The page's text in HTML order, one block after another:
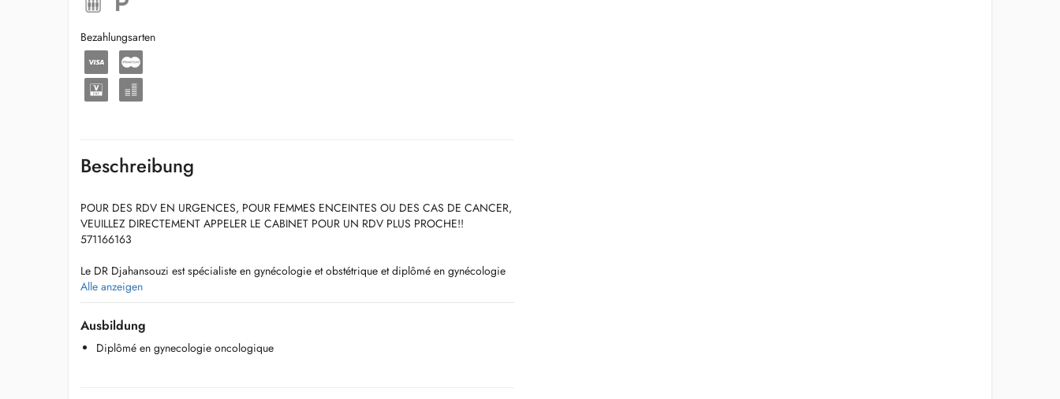
Bezahlungsarten
Beschreibung
POUR DES RDV EN URGENCES, POUR FEMMES ENCEINTES OU DES CAS DE CANCER,
VEUILLEZ DIRECTEMENT APPELER LE CABINET POUR UN RDV PLUS PROCHE!!
571166163
Le DR Djahansouzi est spécialiste en gynécologie et obstétrique et diplômé en gynécologie
oncologique.
Lors de votre rdv veuillez vous présenter directement au secrétariat au 3ième étage de
l'hôpital du CHEM Niederkorn
Alle anzeigen
Ausbildung
Diplômé en gynecologie oncologique